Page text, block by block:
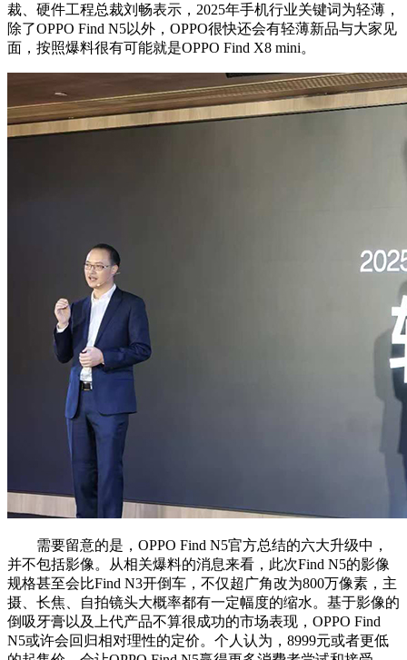
裁、硬件工程总裁刘畅表示，2025年手机行业关键词为轻薄，
除了OPPO Find N5以外，OPPO很快还会有轻薄新品与大家见
面，按照爆料很有可能就是OPPO Find X8 mini。
需要留意的是，OPPO Find N5官方总结的六大升级中，
并不包括影像。从相关爆料的消息来看，此次Find N5的影像
规格甚至会比Find N3开倒车，不仅超广角改为800万像素，主
摄、长焦、自拍镜头大概率都有一定幅度的缩水。基于影像的
倒吸牙膏以及上代产品不算很成功的市场表现，OPPO Find
N5或许会回归相对理性的定价。个人认为，8999元或者更低